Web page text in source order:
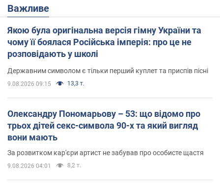
Важливе
Якою була оригінальна версія гімну України та
чому її боялася Російська імперія: про це не
розповідають у школі
Державним символом є тільки перший куплет та приспів пісні
9.08.2026 09:15 13,3 т.
Олександру Пономарьову – 53: що відомо про
трьох дітей секс-символа 90-х та який вигляд
вони мають
За розвитком кар'єри артист не забував про особисте щастя
9.08.2026 04:01 8,2 т.